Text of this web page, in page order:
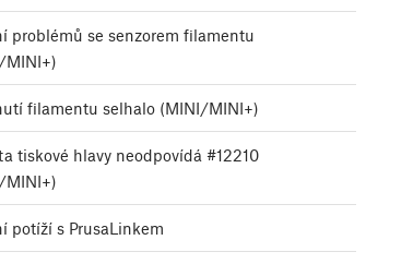
problémů se senzorem filamentu
MINI+)
filamentu selhalo (MINI/MINI+)
tiskové hlavy neodpovídá #12210
MINI+)
potíží s PrusaLinkem